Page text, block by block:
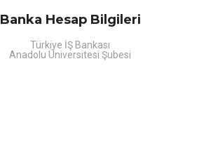
Banka Hesap Bilgileri
Türkiye İŞ Bankası
Anadolu Üniversitesi Şubesi